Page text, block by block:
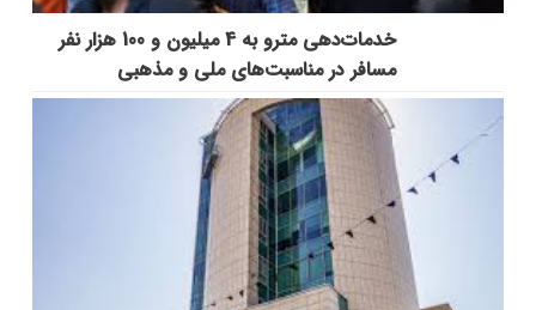
خدمات‌دهي مترو به 4 ميليون و 100 هزار نفر
مسافر در مناسبت‌هاي ملي و مذهبي